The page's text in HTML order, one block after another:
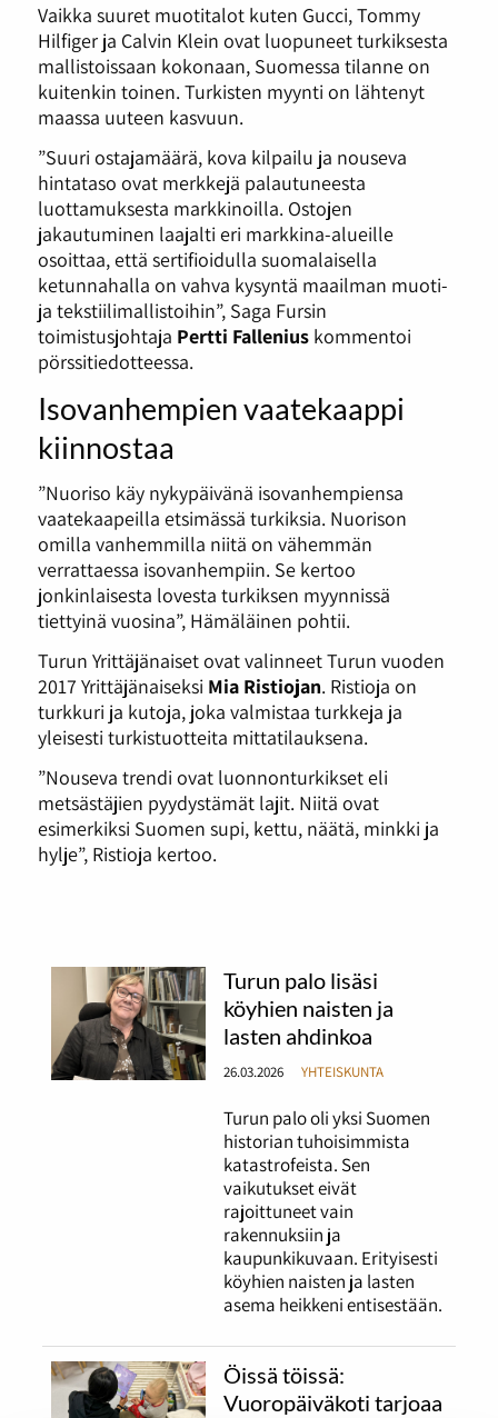
Vaikka suuret muotitalot kuten Gucci, Tommy
Hilfiger ja Calvin Klein ovat luopuneet turkiksesta
mallistoissaan kokonaan, Suomessa tilanne on
kuitenkin toinen. Turkisten myynti on lähtenyt
maassa uuteen kasvuun.
”Suuri ostajamäärä, kova kilpailu ja nouseva
hintataso ovat merkkejä palautuneesta
luottamuksesta markkinoilla. Ostojen
jakautuminen laajalti eri markkina-alueille
osoittaa, että sertifioidulla suomalaisella
ketunnahalla on vahva kysyntä maailman muoti-
ja tekstiilimallistoihin”, Saga Fursin
toimistusjohtaja Pertti Falleniuskommentoi
pörssitiedotteessa.
Isovanhempien vaatekaappi
kiinnostaa
”Nuoriso käy nykypäivänä isovanhempiensa
vaatekaapeilla etsimässä turkiksia. Nuorison
omilla vanhemmilla niitä on vähemmän
verrattaessa isovanhempiin. Se kertoo
jonkinlaisesta lovesta turkiksen myynnissä
tiettyinä vuosina”, Hämäläinen pohtii.
Turun Yrittäjänaiset ovat valinneet Turun vuoden
2017 Yrittäjänaiseksi Mia Ristiojan. Ristioja on
turkkuri ja kutoja, joka valmistaa turkkeja ja
yleisesti turkistuotteita mittatilauksena.
”Nouseva trendi ovat luonnonturkikset eli
metsästäjien pyydystämät lajit. Niitä ovat
esimerkiksi Suomen supi, kettu, näätä, minkki ja
hylje”, Ristioja kertoo.
Turun palo lisäsi
köyhien naisten ja
lasten ahdinkoa
26.03.2026 YHTEISKUNTA
Turun palo oli yksi Suomen
historian tuhoisimmista
katastrofeista. Sen
vaikutukset eivät
rajoittuneet vain
rakennuksiin ja
kaupunkikuvaan. Erityisesti
köyhien naisten ja lasten
asema heikkeni entisestään.
Öissä töissä:
Vuoropäiväkoti tarjoaa